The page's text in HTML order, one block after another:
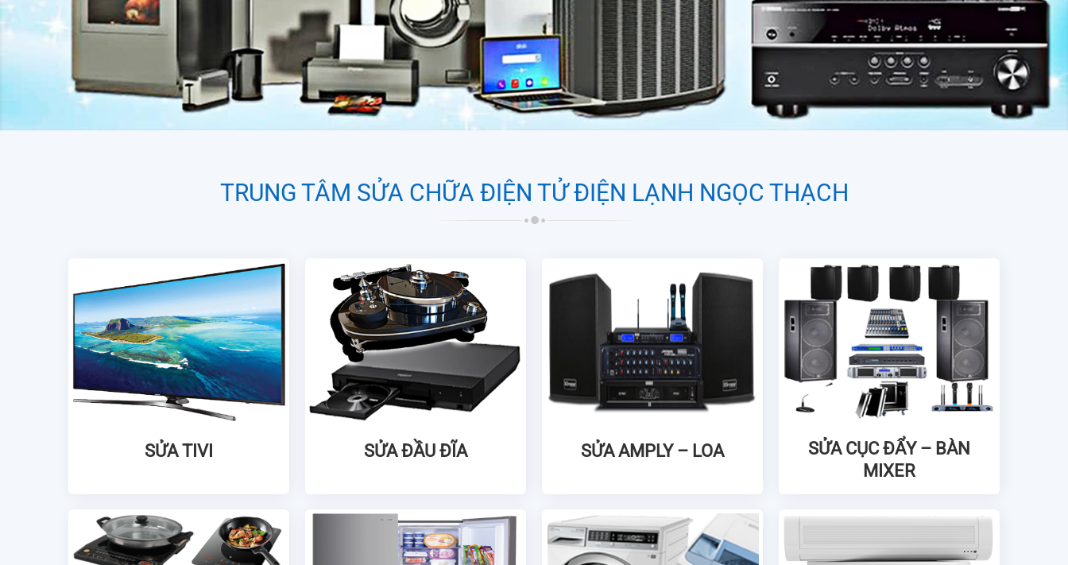
TRUNG TÂM SỬA CHỮA ĐIỆN TỬ ĐIỆN LẠNH NGỌC THẠCH
SỬA TIVI SỬA ĐẦU ĐĨA SỬA AMPLY – LOA
SỬA CỤC ĐẨY – BÀN
MIXER